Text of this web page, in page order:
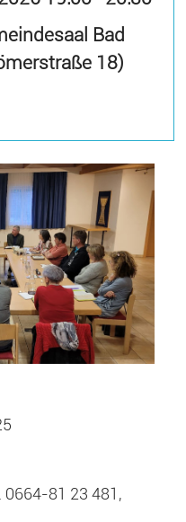
Bad
18)
0664-81 23 481,